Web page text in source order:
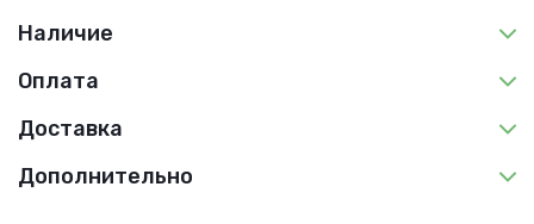
Наличие
Оплата
Доставка
Дополнительно